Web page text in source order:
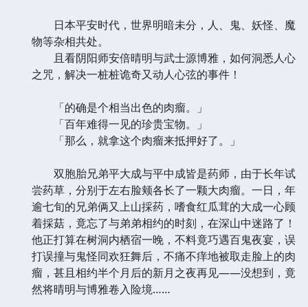
日本平安时代，世界明暗未分，人、鬼、妖怪、魔
物等杂相共处。
且看阴阳师安倍晴明与武士源博雅，如何洞悉人心
之咒，解决一桩桩诡奇又动人心弦的事件！
「的确是个相当出色的肉瘤。」
「百年难得一见的珍贵宝物。」
「那么，就拿这个肉瘤来抵押好了。」
双胞胎兄弟平大成与平中成皆是药师，由于长年试
尝药草，分别于左右脸颊各长了一颗大肉瘤。一日，年
逾七旬的兄弟俩又上山採药，嗜食红瓜茸的大成一心顾
着採菇，竟忘了与弟弟相约的时刻，在深山中迷路了！
他正打算在树洞内栖宿一晚，不料竟巧遇百鬼夜宴，误
打误撞与鬼怪同欢狂舞后，不痛不痒地被取走脸上的肉
瘤，甚且相约半个月后的新月之夜再见——没想到，竟
然将晴明与博雅卷入险境……